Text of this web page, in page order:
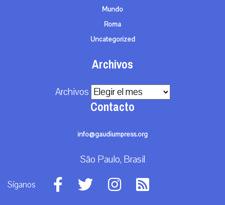
Mundo
Roma
Uncategorized
Archivos
Archivos
Contacto
info@gaudiumpress.org
São Paulo, Brasil
Síganos